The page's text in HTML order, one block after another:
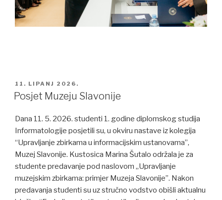
POSTED
ON
11. LIPANJ 2026.
Posjet Muzeju Slavonije
Dana 11. 5. 2026. studenti 1. godine diplomskog studija
Informatologije posjetili su, u okviru nastave iz kolegija
“Upravljanje zbirkama u informacijskim ustanovama”,
Muzej Slavonije. Kustosica Marina Šutalo održala je za
studente predavanje pod naslovom „Upravljanje
muzejskim zbirkama: primjer Muzeja Slavonije”. Nakon
predavanja studenti su uz stručno vodstvo obišli aktualnu